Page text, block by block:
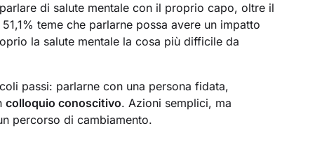
di salute mentale con il proprio capo, oltre il
teme che parlarne possa avere un impatto
la salute mentale la cosa più difficile da
passi: parlarne con una persona fidata,
colloquio conoscitivo. Azioni semplici, ma
percorso di cambiamento.